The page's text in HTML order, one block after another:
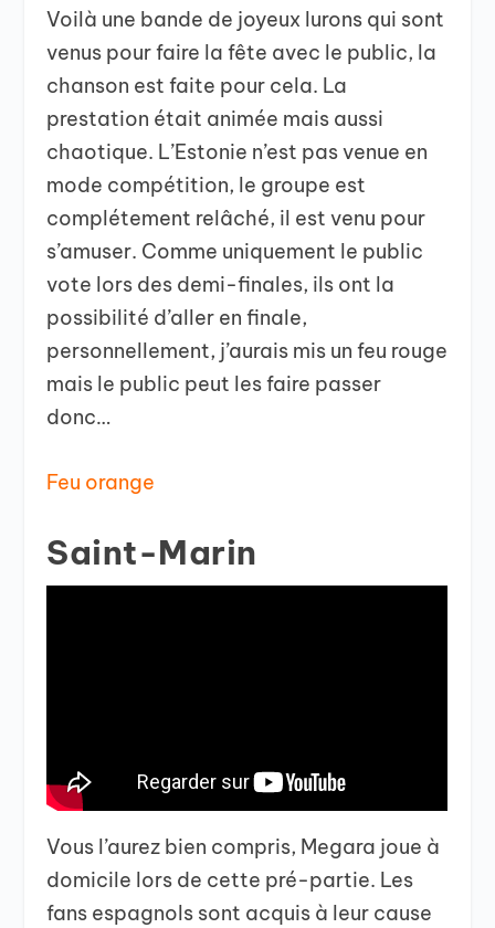
Voilà une bande de joyeux lurons qui sont
venus pour faire la fête avec le public, la
chanson est faite pour cela. La
prestation était animée mais aussi
chaotique. L’Estonie n’est pas venue en
mode compétition, le groupe est
complétement relâché, il est venu pour
s’amuser. Comme uniquement le public
vote lors des demi-finales, ils ont la
possibilité d’aller en finale,
personnellement, j’aurais mis un feu rouge
mais le public peut les faire passer
donc…
Feu orange
Saint-Marin
Vous l’aurez bien compris, Megara joue à
domicile lors de cette pré-partie. Les
fans espagnols sont acquis à leur cause